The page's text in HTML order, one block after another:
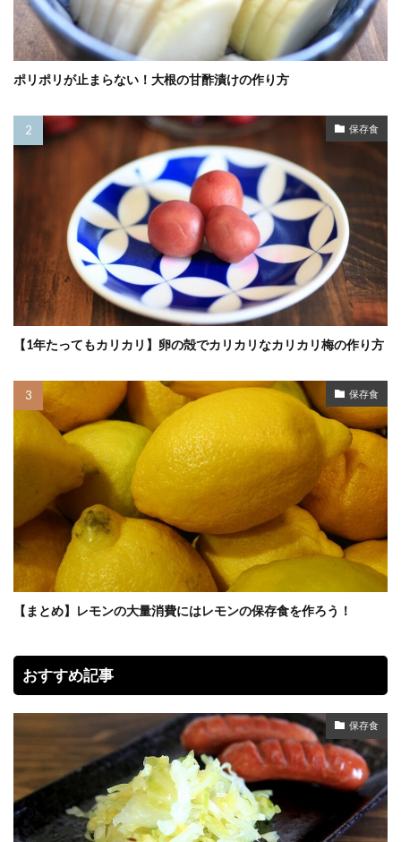
ポリポリが止まらない！大根の甘酢漬けの作り方
保存食
【1年たってもカリカリ】卵の殻でカリカリなカリカリ梅の作り方
保存食
【まとめ】レモンの大量消費にはレモンの保存食を作ろう！
おすすめ記事
保存食